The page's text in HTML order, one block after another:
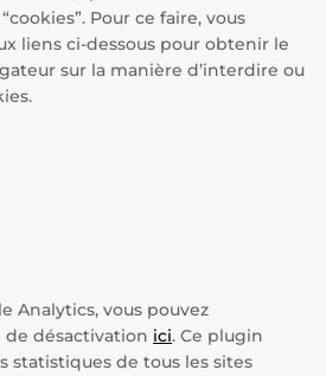
Pour ce faire, vous
liens ci-dessous pour obtenir le
sur la manière d’interdire ou
Analytics, vous pouvez
désactivation ici. Ce plugin
statistiques de tous les sites